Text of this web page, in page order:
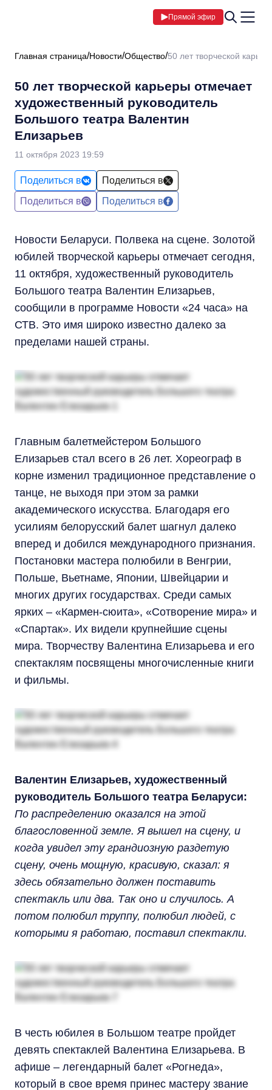
Прямой эфир
Главная страница Новости Общество 50 лет творческой
50 лет творческой карьеры отмечает
художественный руководитель
Большого театра Валентин
Елизарьев
11 октября 2023 19:59
Поделиться в
Поделиться в
Поделиться в
Поделиться в
Новости Беларуси. Полвека на сцене. Золотой
юбилей творческой карьеры отмечает сегодня,
11 октября, художественный руководитель
Большого театра Валентин Елизарьев,
сообщили в программе Новости «24 часа» на
СТВ. Это имя широко известно далеко за
пределами нашей страны.
Главным балетмейстером Большого
Елизарьев стал всего в 26 лет. Хореограф в
корне изменил традиционное представление о
танце, не выходя при этом за рамки
академического искусства. Благодаря его
усилиям белорусский балет шагнул далеко
вперед и добился международного признания.
Постановки мастера полюбили в Венгрии,
Польше, Вьетнаме, Японии, Швейцарии и
многих других государствах. Среди самых
ярких – «Кармен-сюита», «Сотворение мира» и
«Спартак». Их видели крупнейшие сцены
мира. Творчеству Валентина Елизарьева и его
спектаклям посвящены многочисленные книги
и фильмы.
Валентин Елизарьев, художественный
руководитель Большого театра Беларуси:
По распределению оказался на этой
благословенной земле. Я вышел на сцену, и
когда увидел эту грандиозную раздетую
сцену, очень мощную, красивую, сказал: я
здесь обязательно должен поставить
спектакль или два. Так оно и случилось. А
потом полюбил труппу, полюбил людей, с
которыми я работаю, поставил спектакли.
В честь юбилея в Большом театре пройдет
девять спектаклей Валентина Елизарьева. В
афише – легендарный балет «Рогнеда»,
который в свое время принес мастеру звание